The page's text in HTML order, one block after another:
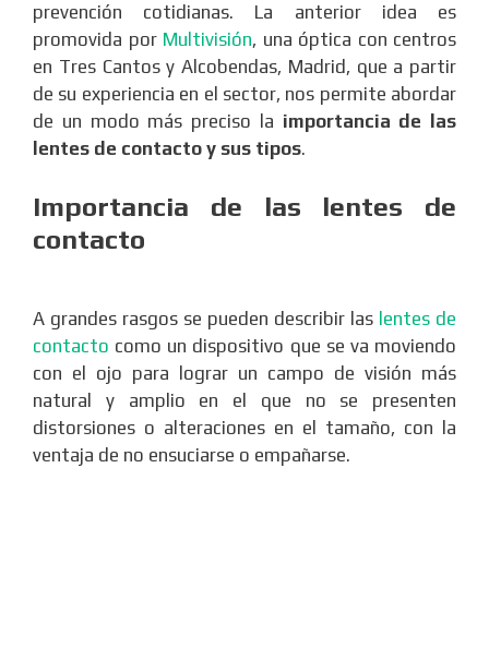
prevención cotidianas. La anterior idea es
promovida por Multivisión, una óptica con centros
en Tres Cantos y Alcobendas, Madrid, que a partir
de su experiencia en el sector, nos permite abordar
de un modo más preciso la importancia de las
lentes de contacto y sus tipos.
Importancia de las lentes de
contacto
A grandes rasgos se pueden describir las lentes de
contacto como un dispositivo que se va moviendo
con el ojo para lograr un campo de visión más
natural y amplio en el que no se presenten
distorsiones o alteraciones en el tamaño, con la
ventaja de no ensuciarse o empañarse.